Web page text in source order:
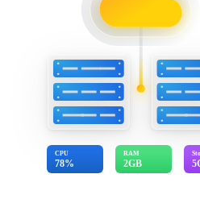
CPU
78%
RAM
2GB